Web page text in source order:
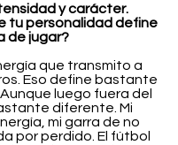
y carácter.
tu personalidad define
de jugar?
que transmito a
Eso define bastante
luego fuera del
diferente. Mi
mi garra de no
por perdido. El fútbol